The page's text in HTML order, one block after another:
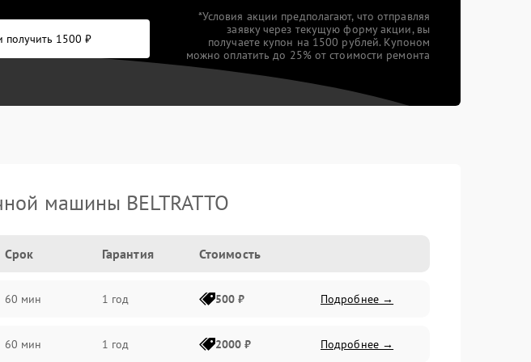
получить 1500 ₽
*Условия акции предполагают, что отправляя
заявку через текущую форму акции, вы
получаете купон на 1500 рублей. Купоном
можно оплатить до 25% от стоимости ремонта
машины BELTRATTO
Срок Гарантия Стоимость
60 мин 1 год 500 ₽ Подробнее →
60 мин 1 год 2000 ₽ Подробнее →